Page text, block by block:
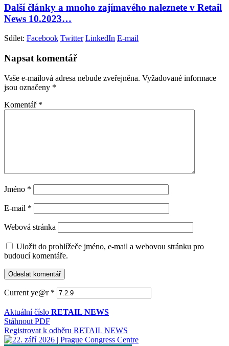
Další články a mnoho zajímavého naleznete v Retail
News 10.2023…
Sdílet: Facebook Twitter LinkedIn E-mail
Napsat komentář
Vaše e-mailová adresa nebude zveřejněna. Vyžadované informace
jsou označeny *
Komentář *
Jméno *
E-mail *
Webová stránka
Uložit do prohlížeče jméno, e-mail a webovou stránku pro
budoucí komentáře.
Current ye@r *
Aktuální číslo RETAIL NEWS
Stáhnout PDF
Registrovat k odběru RETAIL NEWS